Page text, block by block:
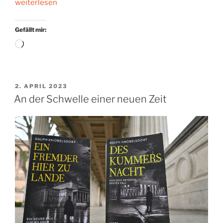
„Lesend
die
Cafés
der
weiterlesen
Gefällt mir:
Wird
VERÖFFENTLICHT
AM
2. APRIL 2023
An der Schwelle einer neuen Zeit